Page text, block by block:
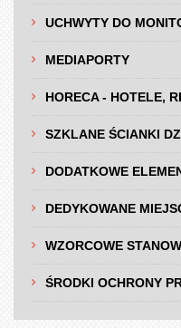
UCHWYTY DO
MEDIAPORTY
HORECA - HOTELE,
SZKLANE ŚCIANKI
DODATKOWE
DEDYKOWANE
WZORCOWE
ŚRODKI OCHRONY